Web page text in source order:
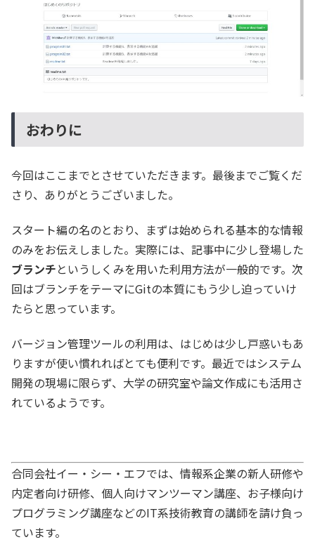
おわりに
今回はここまでとさせていただきます。最後までご覧くだ
さり、ありがとうございました。
スタート編の名のとおり、まずは始められる基本的な情報
のみをお伝えしました。実際には、記事中に少し登場した
ブランチというしくみを用いた利用方法が一般的です。次
回はブランチをテーマにGitの本質にもう少し迫っていけ
たらと思っています。
バージョン管理ツールの利用は、はじめは少し戸惑いもあ
りますが使い慣れればとても便利です。最近ではシステム
開発の現場に限らず、大学の研究室や論文作成にも活用さ
れているようです。
合同会社イー・シー・エフでは、情報系企業の新人研修や
内定者向け研修、個人向けマンツーマン講座、お子様向け
プログラミング講座などのIT系技術教育の講師を請け負っ
ています。